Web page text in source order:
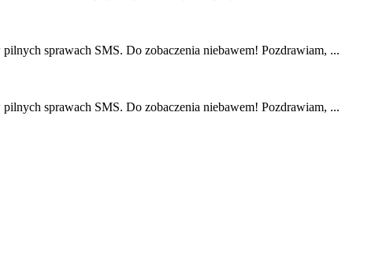
sprawach SMS. Do zobaczenia niebawem! Pozdrawiam, ...
sprawach SMS. Do zobaczenia niebawem! Pozdrawiam, ...